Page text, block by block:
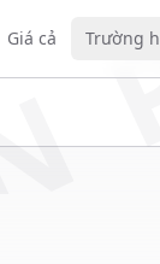
Giá cả Trường